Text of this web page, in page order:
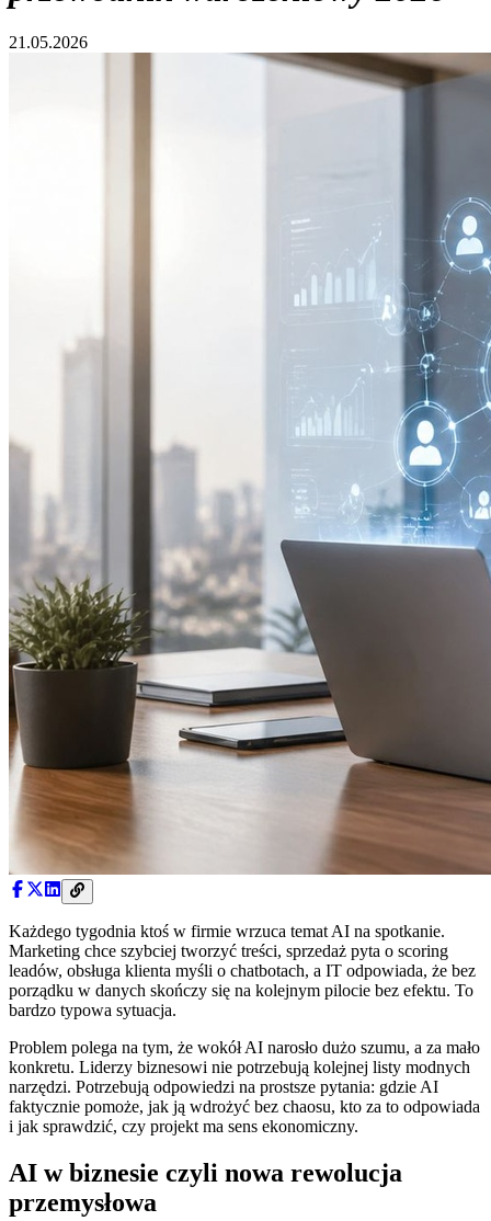
21.05.2026
Każdego tygodnia ktoś w firmie wrzuca temat AI na spotkanie.
Marketing chce szybciej tworzyć treści, sprzedaż pyta o scoring
leadów, obsługa klienta myśli o chatbotach, a IT odpowiada, że bez
porządku w danych skończy się na kolejnym pilocie bez efektu. To
bardzo typowa sytuacja.
Problem polega na tym, że wokół AI narosło dużo szumu, a za mało
konkretu. Liderzy biznesowi nie potrzebują kolejnej listy modnych
narzędzi. Potrzebują odpowiedzi na prostsze pytania: gdzie AI
faktycznie pomoże, jak ją wdrożyć bez chaosu, kto za to odpowiada
i jak sprawdzić, czy projekt ma sens ekonomiczny.
AI w biznesie czyli nowa rewolucja
przemysłowa